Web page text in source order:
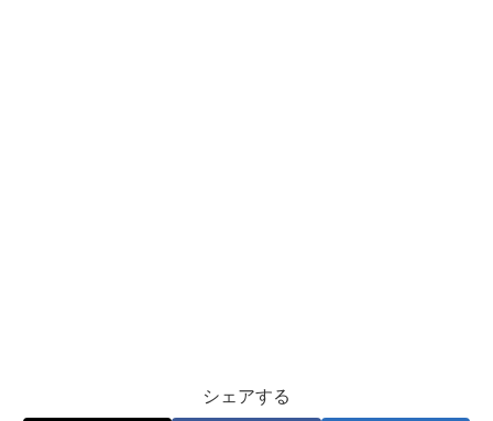
シェアする